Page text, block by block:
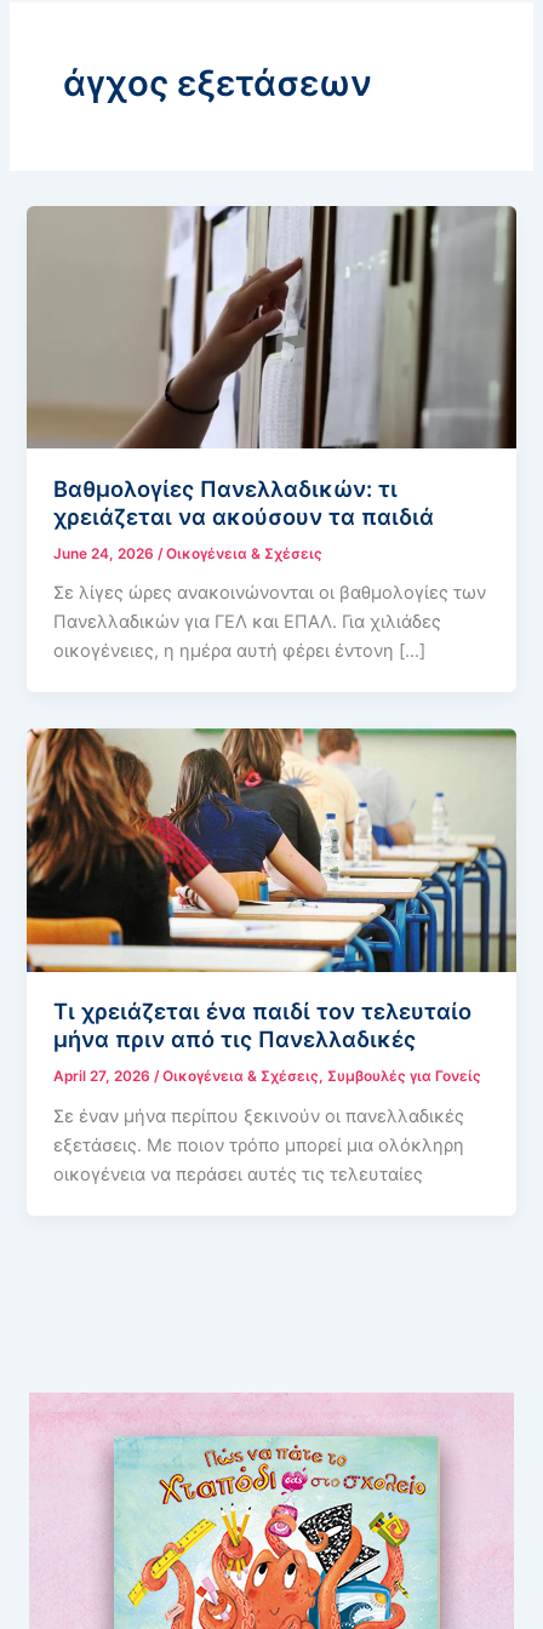
άγχος εξετάσεων
Βαθμολογίες Πανελλαδικών: τι
χρειάζεται να ακούσουν τα παιδιά
June 24, 2026 /Οικογένεια & Σχέσεις
Σε λίγες ώρες ανακοινώνονται οι βαθμολογίες των
Πανελλαδικών για ΓΕΛ και ΕΠΑΛ. Για χιλιάδες
οικογένειες, η ημέρα αυτή φέρει έντονη […]
Τι χρειάζεται ένα παιδί τον τελευταίο
μήνα πριν από τις Πανελλαδικές
April 27, 2026/Οικογένεια & Σχέσεις,Συμβουλές για Γονείς
Σε έναν μήνα περίπου ξεκινούν οι πανελλαδικές
εξετάσεις. Με ποιον τρόπο μπορεί μια ολόκληρη
οικογένεια να περάσει αυτές τις τελευταίες